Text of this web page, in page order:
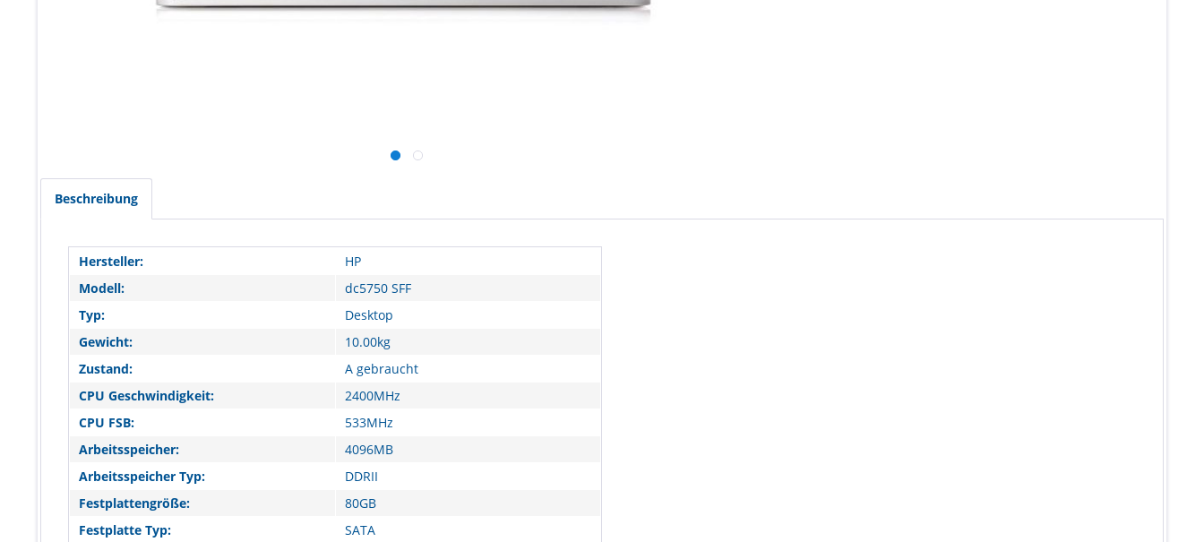
Beschreibung
Hersteller:
HP
Modell:
dc5750 SFF
Typ:
Desktop
Gewicht:
10.00kg
Zustand:
A gebraucht
CPU Geschwindigkeit:
2400MHz
CPU FSB:
533MHz
Arbeitsspeicher:
4096MB
Arbeitsspeicher Typ:
DDRII
Festplattengröße:
80GB
Festplatte Typ:
SATA